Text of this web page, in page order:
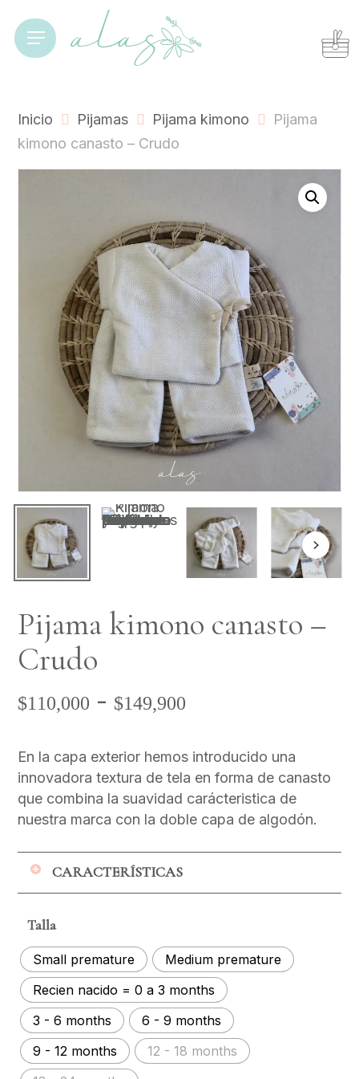
mainMenu Cart Close
Cart
Inicio Pijamas Pijama kimono
Pijama
kimono canasto – Crudo
Pijama kimono canasto –
Crudo
$110,000 - $149,900
precios:
desde
$110,000
hasta
$149,900
En la capa exterior hemos introducido una
innovadora textura de tela en forma de canasto
que combina la suavidad carácteristica de
nuestra marca con la doble capa de algodón.
CARACTERÍSTICAS
debes pasar la blusa por la cabeza del
bebé, así que esa incomodidad no la
tendrás
Las cintas que permiten cruzar la blusa y
ajustar el pantalón, son muy saves y
están sujetas a la prenda por lo que no se
saldrán. Pensamos en una prenda segura
Talla
Small premature
Medium premature
Recien nacido = 0 a 3 months
3 - 6 months
6 - 9 months
9 - 12 months
12 - 18 months